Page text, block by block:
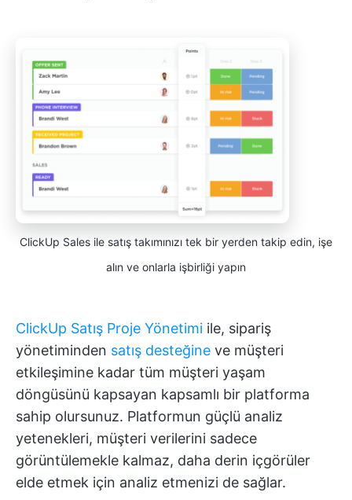
ClickUp Sales ile satış takımınızı tek bir yerden takip edin, işe
alın ve onlarla işbirliği yapın
ClickUp Satış Proje Yönetimi ile, sipariş
yönetiminden satış desteğine ve müşteri
etkileşimine kadar tüm müşteri yaşam
döngüsünü kapsayan kapsamlı bir platforma
sahip olursunuz. Platformun güçlü analiz
yetenekleri, müşteri verilerini sadece
görüntülemekle kalmaz, daha derin içgörüler
elde etmek için analiz etmenizi de sağlar.